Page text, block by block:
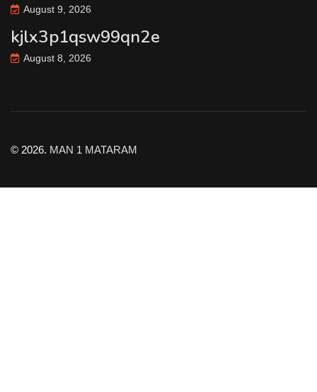
August 9, 2026
kjlx3p1qsw99qn2e
August 8, 2026
© 2026. MAN 1 MATARAM